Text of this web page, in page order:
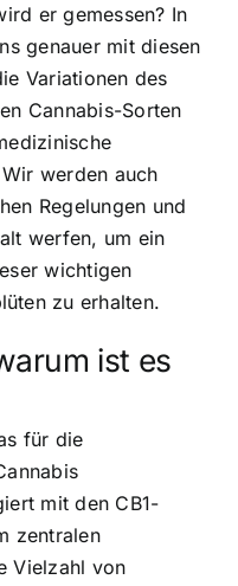
er gemessen? In
genauer mit diesen
Variationen des
Cannabis-Sorten
werden auch
Regelungen und
werfen, um ein
wichtigen
zu erhalten.
ist es
für die
mit den CB1-
zentralen
Vielzahl von